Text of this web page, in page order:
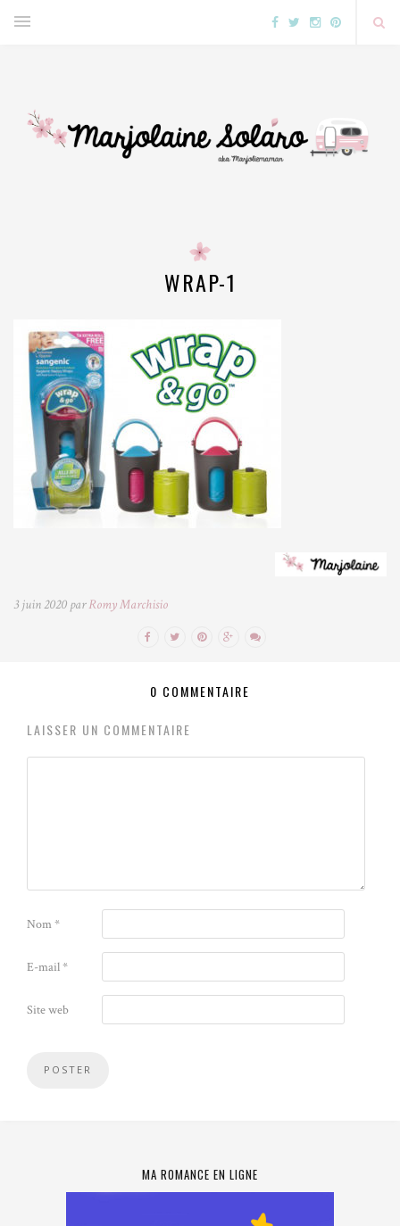
WRAP-1
3 juin 2020 parRomy Marchisio
0 COMMENTAIRE
LAISSER UN COMMENTAIRE
Nom*
E-mail*
Site web
MA ROMANCE EN LIGNE